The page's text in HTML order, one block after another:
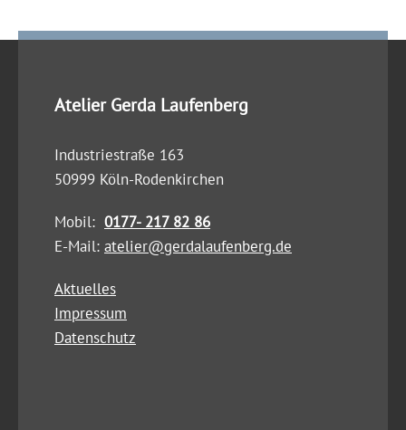
Atelier Gerda Laufenberg
Industriestraße 163
50999 Köln-Rodenkirchen
Mobil: 0177- 217 82 86
E-Mail: atelier@gerdalaufenberg.de
Aktuelles
Impressum
Datenschutz